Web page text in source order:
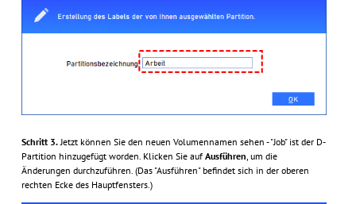
Schritt 3.Jetzt können Sie den neuen Volumennamen sehen - "Job" ist der D-
Partition hinzugefügt worden. Klicken Sie auf Ausführen , um die
Änderungen durchzuführen. (Das "Ausführen" befindet sich in der oberen
rechten Ecke des Hauptfensters.)